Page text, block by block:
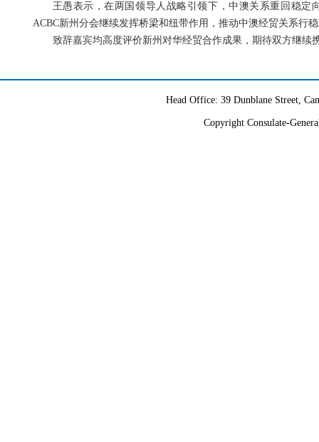
王愚表示，在两国领导人战略引领下，中澳关系重回稳定
ACBC新州分会继续发挥桥梁和纽带作用，推动中澳经贸关系行
致辞嘉宾均高度评价新州对华经贸合作成果，期待双方继续
Head Office: 39 Dunblane Street,
Copyright Consulate-